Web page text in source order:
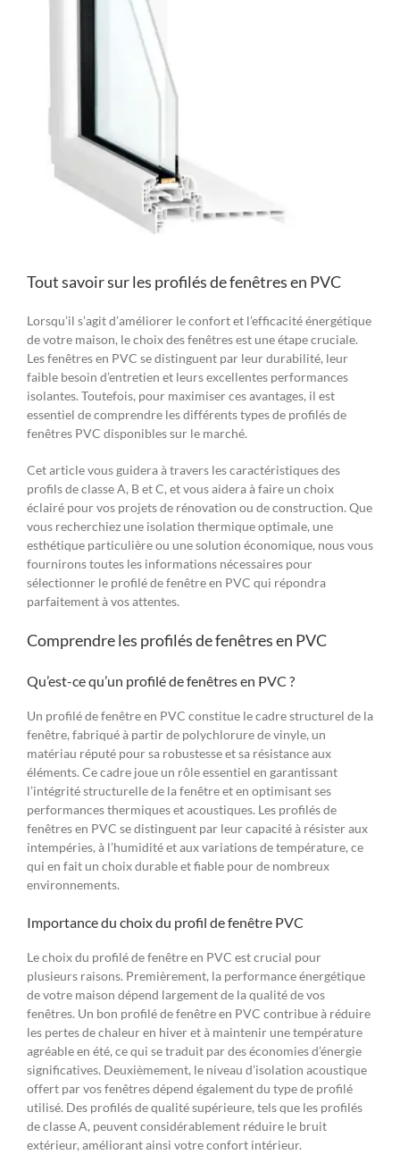
Tout savoir sur les profilés de fenêtres en PVC
Lorsqu’il s’agit d’améliorer le confort et l’efficacité énergétique
de votre maison, le choix des fenêtres est une étape cruciale.
Les fenêtres en PVC se distinguent par leur durabilité, leur
faible besoin d’entretien et leurs excellentes performances
isolantes. Toutefois, pour maximiser ces avantages, il est
essentiel de comprendre les différents types de profilés de
fenêtres PVC disponibles sur le marché.
Cet article vous guidera à travers les caractéristiques des
profils de classe A, B et C, et vous aidera à faire un choix
éclairé pour vos projets de rénovation ou de construction. Que
vous recherchiez une isolation thermique optimale, une
esthétique particulière ou une solution économique, nous vous
fournirons toutes les informations nécessaires pour
sélectionner le profilé de fenêtre en PVC qui répondra
parfaitement à vos attentes.
Comprendre les profilés de fenêtres en PVC
Qu’est-ce qu’un profilé de fenêtres en PVC ?
Un profilé de fenêtre en PVC constitue le cadre structurel de la
fenêtre, fabriqué à partir de polychlorure de vinyle, un
matériau réputé pour sa robustesse et sa résistance aux
éléments. Ce cadre joue un rôle essentiel en garantissant
l’intégrité structurelle de la fenêtre et en optimisant ses
performances thermiques et acoustiques. Les profilés de
fenêtres en PVC se distinguent par leur capacité à résister aux
intempéries, à l’humidité et aux variations de température, ce
qui en fait un choix durable et fiable pour de nombreux
environnements.
Importance du choix du profil de fenêtre PVC
Le choix du profilé de fenêtre en PVC est crucial pour
plusieurs raisons. Premièrement, la performance énergétique
de votre maison dépend largement de la qualité de vos
fenêtres. Un bon profilé de fenêtre en PVC contribue à réduire
les pertes de chaleur en hiver et à maintenir une température
agréable en été, ce qui se traduit par des économies d’énergie
significatives. Deuxièmement, le niveau d’isolation acoustique
offert par vos fenêtres dépend également du type de profilé
utilisé. Des profilés de qualité supérieure, tels que les profilés
de classe A, peuvent considérablement réduire le bruit
extérieur, améliorant ainsi votre confort intérieur.